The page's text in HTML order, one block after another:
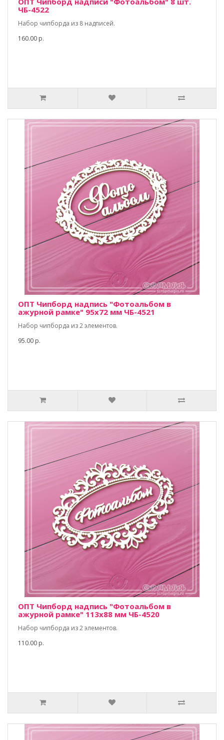
ЧБ-4522
Набор чипборда из 8 надписей.
160.00 р.
ОПТ Чипборд надпись "Фотоальбом в
ажурной рамке" 95х72 мм ЧБ-4521
Набор чипборда из 2 элементов.
95.00 р.
ОПТ Чипборд надпись "Фотоальбом в
ажурной рамке" 113х88 мм ЧБ-4520
Набор чипборда из 2 элементов.
110.00 р.